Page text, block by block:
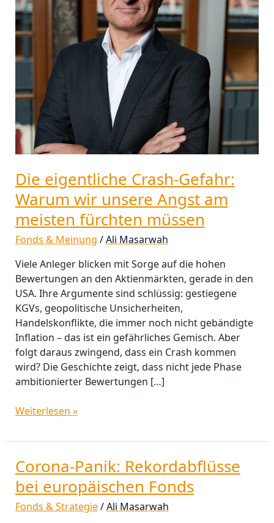
Die eigentliche Crash-Gefahr:
Warum wir unsere Angst am
meisten fürchten müssen
Fonds & Meinung /Ali Masarwah
Viele Anleger blicken mit Sorge auf die hohen
Bewertungen an den Aktienmärkten, gerade in den
USA. Ihre Argumente sind schlüssig: gestiegene
KGVs, geopolitische Unsicherheiten,
Handelskonflikte, die immer noch nicht gebändigte
Inflation – das ist ein gefährliches Gemisch. Aber
folgt daraus zwingend, dass ein Crash kommen
wird? Die Geschichte zeigt, dass nicht jede Phase
ambitionierter Bewertungen […]
unsere
Angst
am
fürchten
müssen
Weiterlesen »
Corona-Panik: Rekordabflüsse
bei europäischen Fonds
Fonds & Strategie/Ali Masarwah
Corona-
Panik:
Rekordabflüsse
bei